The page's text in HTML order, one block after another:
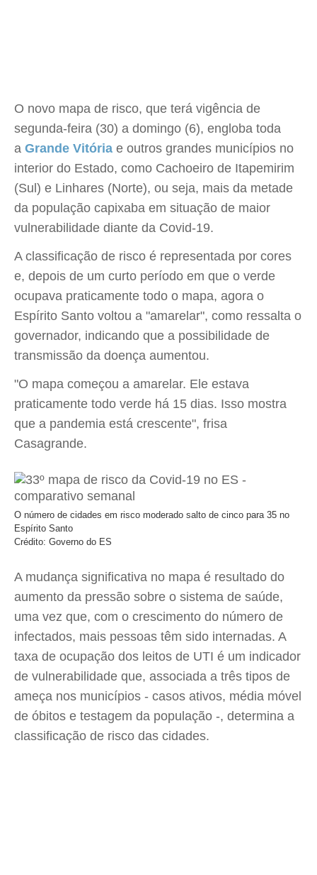
O novo mapa de risco, que terá vigência de
segunda-feira (30) a domingo (6), engloba toda
a Grande Vitória e outros grandes municípios no
interior do Estado, como Cachoeiro de Itapemirim
(Sul) e Linhares (Norte), ou seja, mais da metade
da população capixaba em situação de maior
vulnerabilidade diante da Covid-19.
A classificação de risco é representada por cores
e, depois de um curto período em que o verde
ocupava praticamente todo o mapa, agora o
Espírito Santo voltou a "amarelar", como ressalta o
governador, indicando que a possibilidade de
transmissão da doença aumentou.
"O mapa começou a amarelar. Ele estava
praticamente todo verde há 15 dias. Isso mostra
que a pandemia está crescente", frisa
Casagrande.
O número de cidades em risco moderado salto de cinco para 35 no
Espírito Santo
Crédito: Governo do ES
A mudança significativa no mapa é resultado do
aumento da pressão sobre o sistema de saúde,
uma vez que, com o crescimento do número de
infectados, mais pessoas têm sido internadas. A
taxa de ocupação dos leitos de UTI é um indicador
de vulnerabilidade que, associada a três tipos de
ameça nos municípios - casos ativos, média móvel
de óbitos e testagem da população -, determina a
classificação de risco das cidades.